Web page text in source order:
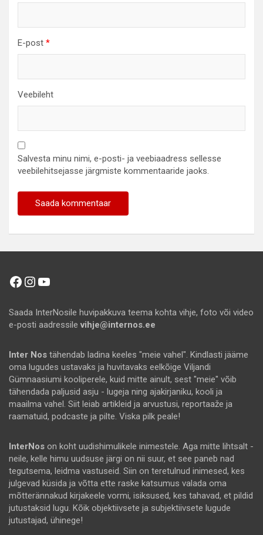
E-post *
Veebileht
Salvesta minu nimi, e-posti- ja veebiaadress sellesse
veebilehitsejasse järgmiste kommentaaride jaoks.
Facebook
Instagram
YouTube
Saada InterNosile huvipakkuva teema kohta vihje, foto või video
e-posti aadressile vihje@internos.ee
Inter Nos tähendab ladina keeles "meie vahel". Kindlasti jääme
oma lugudes ustavaks ja huvitavaks eelkõige Viljandi
Gümnaasiumi kooliperele, kuid mitte ainult, sest "meie" võib
tähendada paljusid asju - lugeja ning ajakirjaniku, kooli ja
maailma vahel. Siit leiab artikleid ja arvustusi, reportaaže ja
raamatuid, podcaste ja pilte. Viska pilk peale!
InterNos on koht uudishimulikele inimestele. Aga mitte lihtsalt -
neile, kelle himu uudsuse järgi on nii suur, et see paneb nad
tegutsema, leidma vastuseid. Siin on teretulnud inimesed, kes
julgevad küsida ja võtta ette raske katsumus valada oma
mõtterännakud kirjakeele vormi, isiksused, kes tahavad, et pildid
jutustaksid lugu. Kõik objektiivsete ja subjektiivsete lugude
jutustajad, ühinege!